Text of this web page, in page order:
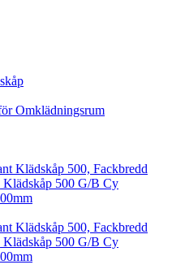
Omklädningsrum
Klädskåp 500, Fackbredd
Klädskåp 500 G/B Cy
Klädskåp 500, Fackbredd
Klädskåp 500 G/B Cy